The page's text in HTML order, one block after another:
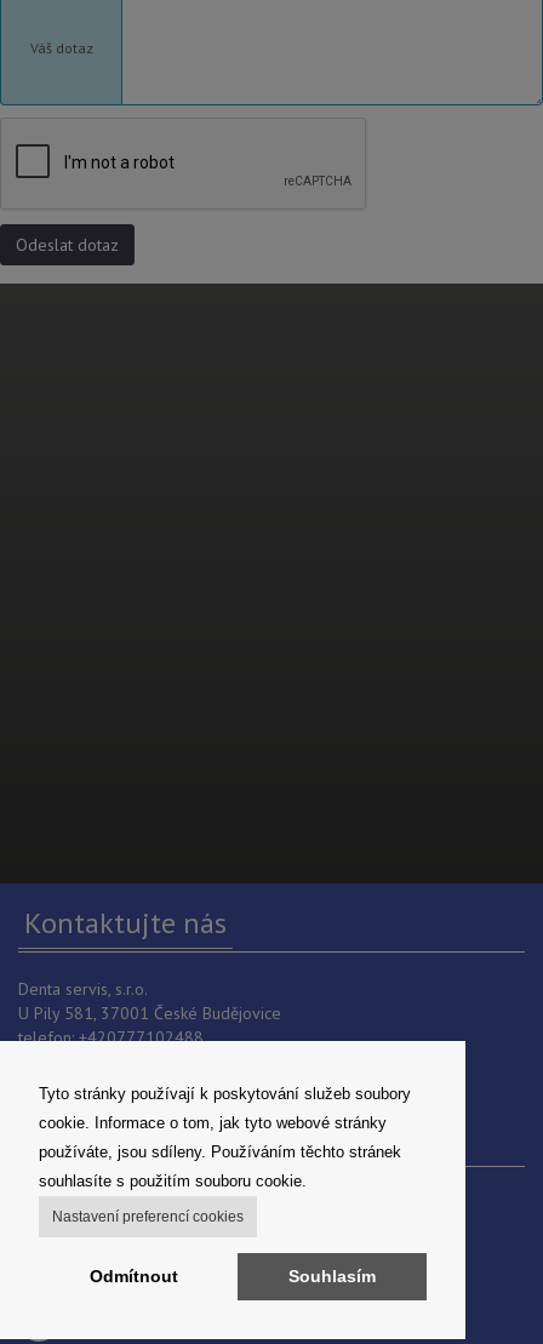
Tyto stránky používají k poskytování služeb soubory
cookie. Informace o tom, jak tyto webové stránky
používáte, jsou sdíleny. Používáním těchto stránek
souhlasíte s použitím souboru cookie.
Nastavení preferencí cookies
Odmítnout Souhlasím
Váš dotaz
Odeslat dotaz
Kontaktujte nás
Denta servis, s.r.o.
U Pily 581, 37001 České Budějovice
telefon: +420777102488
IČO: 06503721
Odkazy
O nás
Kontakty